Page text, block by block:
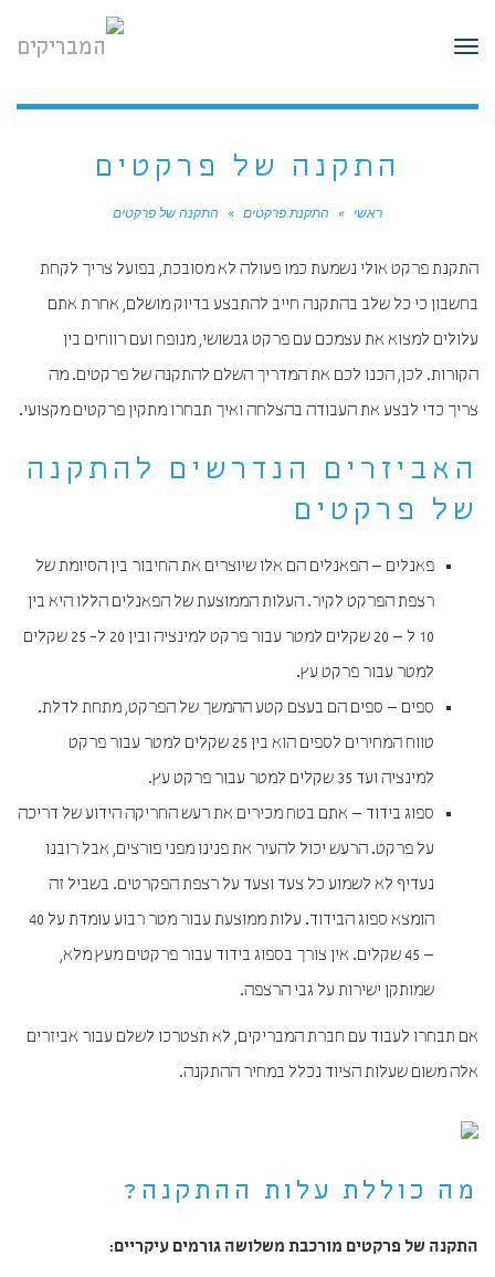
תפריט
התקנה של פרקטים
ראשי » התקנת פרקטים » התקנה של פרקטים
התקנת פרקט אולי נשמעת כמו פעולה לא מסובכת, בפועל צריך לקחת
בחשבון כי כל שלב בהתקנה חייב להתבצע בדיוק מושלם, אחרת אתם
עלולים למצוא את עצמכם עם פרקט גבשושי, מנופח ועם רווחים בין
הקורות. לכן, הכנו לכם את המדריך השלם להתקנה של פרקטים. מה
צריך כדי לבצע את העבודה בהצלחה ואיך תבחרו מתקין פרקטים מקצועי.
האביזרים הנדרשים להתקנה
של פרקטים
פאנלים – הפאנלים הם אלו שיוצרים את החיבור בין הסיומת של
רצפת הפרקט לקיר. העלות הממוצעת של הפאנלים הללו היא בין
10 ל – 20 שקלים למטר עבור פרקט למינציה ובין 20 ל- 25 שקלים
למטר עבור פרקט עץ.
ספים – ספים הם בעצם קטע ההמשך של הפרקט, מתחת לדלת.
טווח המחירים לספים הוא בין 25 שקלים למטר עבור פרקט
למינציה ועד 35 שקלים למטר עבור פרקט עץ.
ספוג בידוד – אתם בטח מכירים את רעש החריקה הידוע של דריכה
על פרקט. הרעש יכול להעיר את פנינו מפני פורצים, אבל רובנו
נעדיף לא לשמוע כל צעד וצעד על רצפת הפקרטים. בשביל זה
הומצא ספוג הבידוד. עלות ממוצעת עבור מטר רבוע עומדת על 40
– 45 שקלים. אין צורך בספוג בידוד עבור פרקטים מעץ מלא,
שמותקן ישירות על גבי הרצפה.
אם תבחרו לעבוד עם חברת המבריקים, לא תצטרכו לשלם עבור אביזרים
אלה משום שעלות הציוד נכלל במחיר ההתקנה.
מה כוללת עלות ההתקנה?
התקנה של פרקטים מורכבת משלושה גורמים עיקריים: